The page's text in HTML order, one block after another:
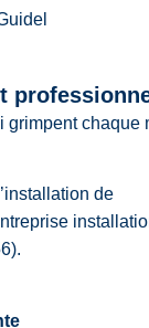
grimpent chaque
de